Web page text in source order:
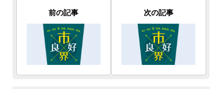
前の記事 次の記事